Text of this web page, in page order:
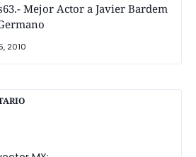
Mejor Actor a Javier Bardem
2010